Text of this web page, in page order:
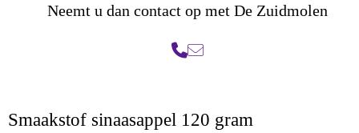
Neemt u dan contact op met De Zuidmolen
Smaakstof sinaasappel 120 gram